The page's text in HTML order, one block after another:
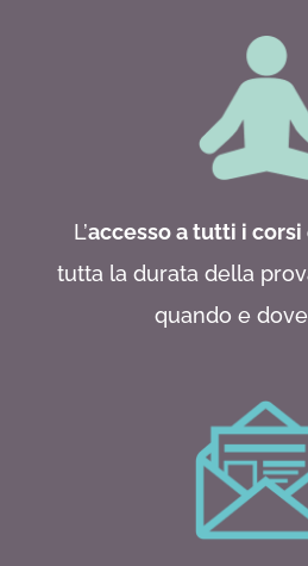
L’accesso a tutti i
tutta la durata della
quando e